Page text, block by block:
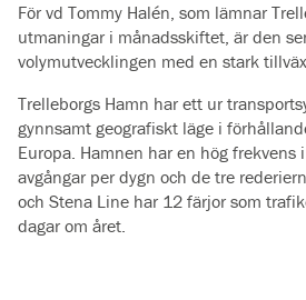
För vd Tommy Halén, som lämnar
utmaningar i månadsskiftet, är den
volymutvecklingen med en stark
Trelleborgs Hamn har ett ur
gynnsamt geografiskt läge i
Europa. Hamnen har en hög frekvens
avgångar per dygn och de tre
och Stena Line har 12 färjor som
dagar om året.